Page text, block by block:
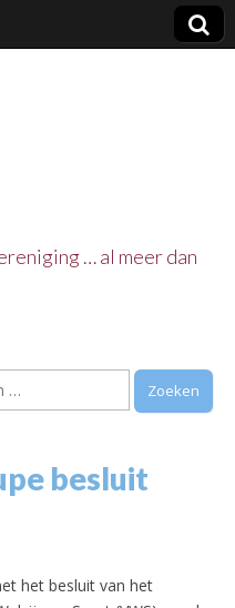
… al meer dan
besluit
het besluit van het